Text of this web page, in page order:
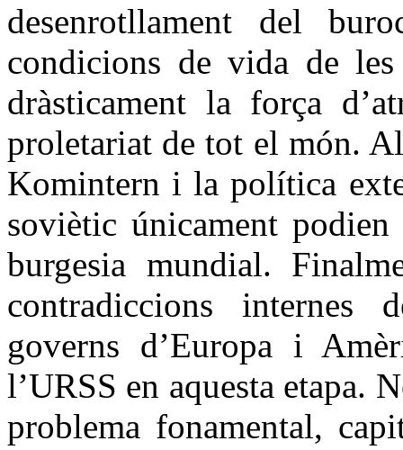
desenrotllament del
condicions de vida de les
dràsticament la força
proletariat de tot el món.
Komintern i la política
soviètic únicament
burgesia mundial.
contradiccions
governs d’Europa i
l’URSS en aquesta etapa.
problema fonamental,